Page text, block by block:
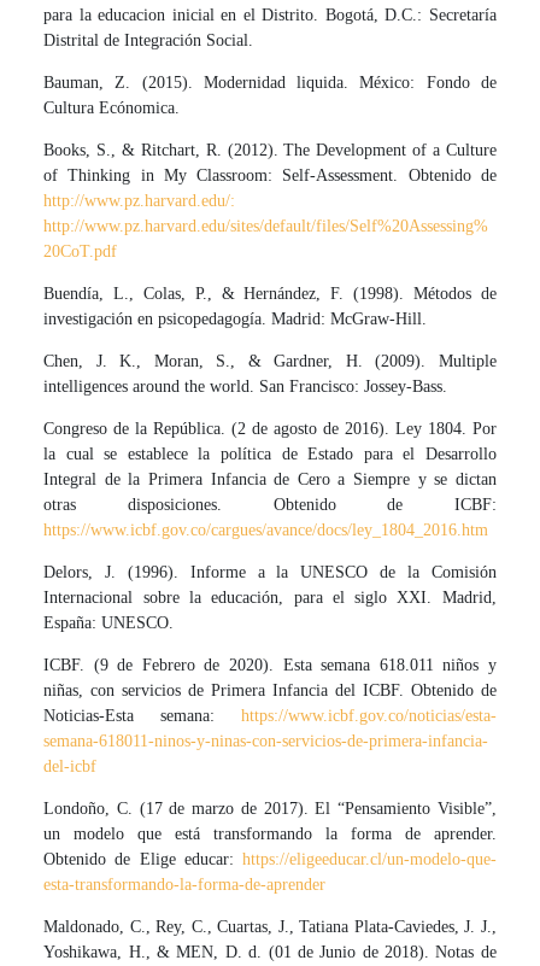
para la educacion inicial en el Distrito. Bogotá, D.C.: Secretaría
Distrital de Integración Social.
Bauman, Z. (2015). Modernidad liquida. México: Fondo de
Cultura Ecónomica.
Books, S., & Ritchart, R. (2012). The Development of a Culture
of Thinking in My Classroom: Self-Assessment. Obtenido de
http://www.pz.harvard.edu/:
http://www.pz.harvard.edu/sites/default/files/Self%20Assessing%
20CoT.pdf
Buendía, L., Colas, P., & Hernández, F. (1998). Métodos de
investigación en psicopedagogía. Madrid: McGraw-Hill.
Chen, J. K., Moran, S., & Gardner, H. (2009). Multiple
intelligences around the world. San Francisco: Jossey-Bass.
Congreso de la República. (2 de agosto de 2016). Ley 1804. Por
la cual se establece la política de Estado para el Desarrollo
Integral de la Primera Infancia de Cero a Siempre y se dictan
otras disposiciones. Obtenido de ICBF:
https://www.icbf.gov.co/cargues/avance/docs/ley_1804_2016.htm
Delors, J. (1996). Informe a la UNESCO de la Comisión
Internacional sobre la educación, para el siglo XXI. Madrid,
España: UNESCO.
ICBF. (9 de Febrero de 2020). Esta semana 618.011 niños y
niñas, con servicios de Primera Infancia del ICBF. Obtenido de
Noticias-Esta semana: https://www.icbf.gov.co/noticias/esta-
semana-618011-ninos-y-ninas-con-servicios-de-primera-infancia-
del-icbf
Londoño, C. (17 de marzo de 2017). El “Pensamiento Visible”,
un modelo que está transformando la forma de aprender.
Obtenido de Elige educar: https://eligeeducar.cl/un-modelo-que-
esta-transformando-la-forma-de-aprender
Maldonado, C., Rey, C., Cuartas, J., Tatiana Plata-Caviedes, J. J.,
Yoshikawa, H., & MEN, D. d. (01 de Junio de 2018). Notas de